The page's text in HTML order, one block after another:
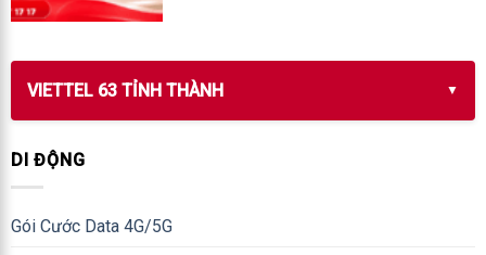
VIETTEL 63 TỈNH THÀNH
DI ĐỘNG
Gói Cước Data 4G/5G